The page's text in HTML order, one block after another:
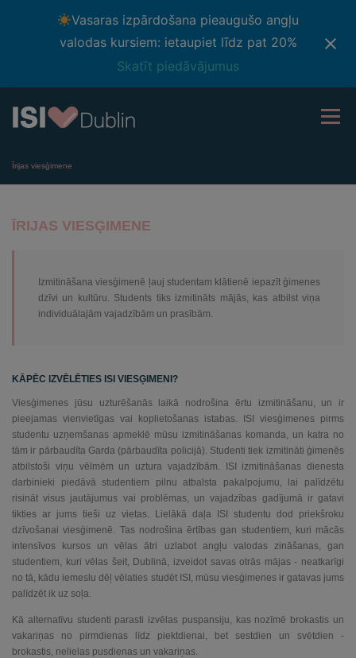
Vasaras izpārdošana pieaugušo angļu
valodas kursiem: ietaupiet līdz pat 20%
Skatīt piedāvājumus
saturu
Izvēlne
SAZINIETIES AR STUDENTU ZONA LATVIAN
French
German
Italian
Japanese
Korean
Lithuanian
Īrijas viesģimene
ĪRIJAS VIESĢIMENE
Izmitināšana viesģimenē ļauj studentam klātienē iepazīt ģimenes
dzīvi un kultūru. Students tiks izmitināts mājās, kas atbilst viņa
individuālajām vajadzībām un prasībām.
KĀPĒC IZVĒLĒTIES ISI VIESĢIMENI?
Viesģimenes jūsu uzturēšanās laikā nodrošina ērtu izmitināšanu, un ir
pieejamas vienvietīgas vai koplietošanas istabas. ISI viesģimenes pirms
studentu uzņemšanas apmeklē mūsu izmitināšanas komanda, un katra no
tām ir pārbaudīta Garda (pārbaudīta policijā). Studenti tiek izmitināti ģimenēs
atbilstoši viņu vēlmēm un uztura vajadzībām. ISI izmitināšanas dienesta
darbinieki piedāvā studentiem pilnu atbalsta pakalpojumu, lai palīdzētu
risināt visus jautājumus vai problēmas, un vajadzības gadījumā ir gatavi
tikties ar jums tieši uz vietas. Lielākā daļa ISI studentu dod priekšroku
dzīvošanai viesģimenē. Tas nodrošina ērtības gan studentiem, kuri mācās
intensīvos kursos un vēlas ātri uzlabot angļu valodas zināšanas, gan
studentiem, kuri vēlas šeit, Dublinā, izveidot savas otrās mājas - neatkarīgi
no tā, kādu iemeslu dēļ vēlaties studēt ISI, mūsu viesģimenes ir gatavas jums
palīdzēt ik uz soļa.
Kā alternatīvu studenti parasti izvēlas puspansiju, kas nozīmē brokastis un
vakariņas no pirmdienas līdz piektdienai, bet sestdien un svētdien -
brokastis, nelielas pusdienas un vakariņas.